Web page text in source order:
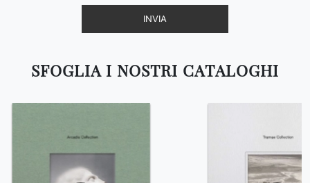
SFOGLIA I NOSTRI CATALOGHI
INVIA